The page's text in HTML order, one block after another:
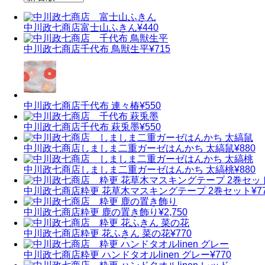
中川政七商店富士山ふきん¥440
中川政七商店千代布 鳥獣生平¥715
中川政七商店千代布 連々椿¥550
中川政七商店千代布 萩兎墨¥550
中川政七商店しましま二重ガーゼはんかち 太縞鼠¥880
中川政七商店しましま二重ガーゼはんかち 太縞桃¥880
中川政七商店粋更 花草木マスキングテープ 2巻セット
中川政七商店粋更 鹿の置き飾り ¥2,750
中川政七商店粋更 花ふきん 菜の花¥770
中川政七商店粋更 ハンドタオルlinen グレー¥770